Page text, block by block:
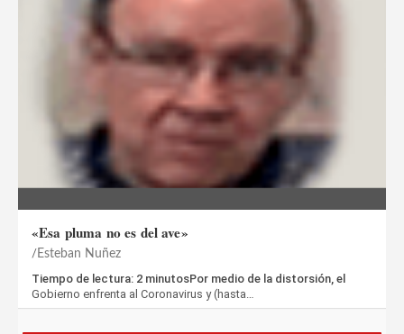
«Esa pluma no es del ave»
Esteban Nuñez
Tiempo de lectura: 2 minutosPor medio de la distorsión, el
Gobierno enfrenta al Coronavirus y (hasta…